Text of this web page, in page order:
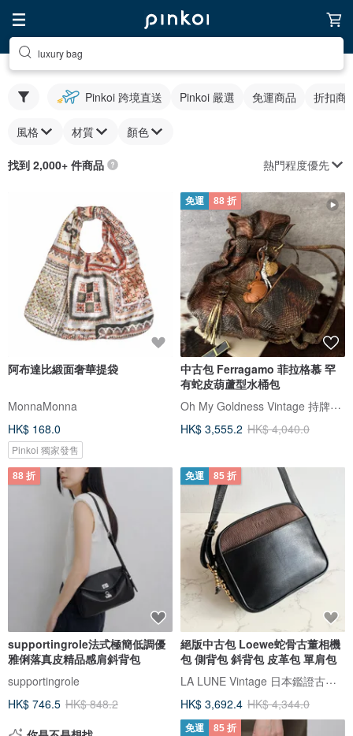
luxury bag
Pinkoi 跨境直送 Pinkoi 嚴選 免運商品 折扣商
風格 材質 顏色
找到 2,000+ 件商品 熱門程度優先
阿布達比緞面奢華提袋
MonnaMonna
HK$ 168.0
Pinkoi 獨家發售
免運 88 折
中古包 Ferragamo 菲拉格慕 罕
有蛇皮葫蘆型水桶包
Oh My Goldness Vintage 持牌鑑定師的中古選物店
HK$ 3,555.2 HK$ 4,040.0
88 折
supportingrole法式極簡低調優
雅俐落真皮精品感肩斜背包
supportingrole
HK$ 746.5 HK$ 848.2
免運 85 折
絕版中古包 Loewe蛇骨古董相機
包 側背包 斜背包 皮革包 單肩包
LA LUNE Vintage 日本鑑證古董品選物店
HK$ 3,692.4 HK$ 4,344.0
免運 85 折